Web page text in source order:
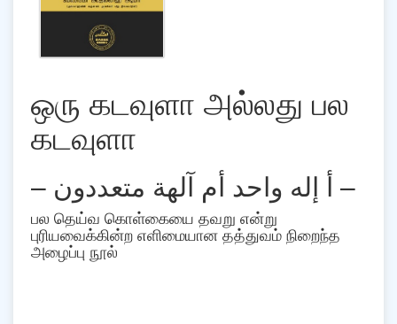
ஒரு கடவுளா அல்லது பல
கடவுளா
– أ إله واحد أم آلهة متعددون –
பல தெய்வ கொள்கையை தவறு என்று
புரியவைக்கின்ற எளிமையான தத்துவம் நிறைந்த
அழைப்பு நூல்